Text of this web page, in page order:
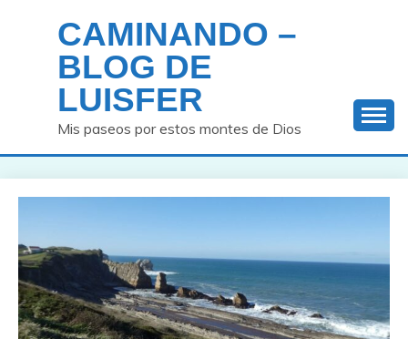
contenido
CAMINANDO –
BLOG DE
LUISFER
Mis paseos por estos montes de Dios